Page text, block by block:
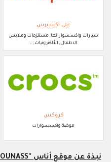
علي اكسبرس
سيارات واكسسواراتها, مستلزمات وملابس
الاطفال, الألكترونيات, ..
كروكس
موضة واكسسوارات
نبذة عن موقع أناس "OUNASS"